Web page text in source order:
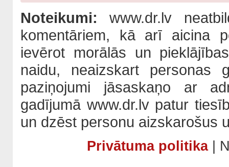
Noteikumi:www.dr.lv
komentāriem, kā arī aicina
ievērot morālās un
naidu, neaizskart personas
paziņojumi jāsaskaņo ar
gadījumā www.dr.lv patur
un dzēst personu aizskarošus
Privātuma politika|